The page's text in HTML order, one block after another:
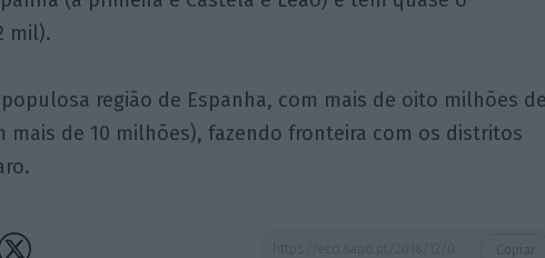
mil).
região de Espanha, com mais de oito milhões de
mais de 10 milhões), fazendo fronteira com os distritos